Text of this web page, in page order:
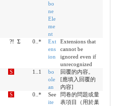
bo
ne
Ele
me
nt
?! Σ 0..*
Ext
ens
ion
Extensions that
cannot be
ignored even if
unrecognized
S 1..1
bo
ole
an
回覆的內容。
[應填入回覆的
內容]
S 0..*
See
ite
問卷的問題或量
表項目（用於巢